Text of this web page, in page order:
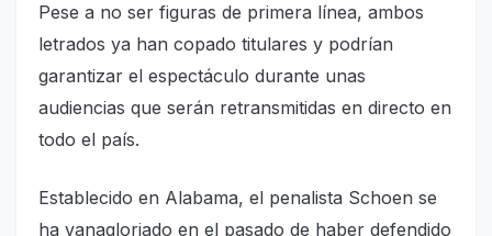
Pese a no ser figuras de primera línea, ambos
letrados ya han copado titulares y podrían
garantizar el espectáculo durante unas
audiencias que serán retransmitidas en directo en
todo el país.
Establecido en Alabama, el penalista Schoen se
ha vanagloriado en el pasado de haber defendido